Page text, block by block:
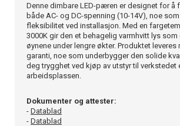
Denne dimbare LED-pæren er designet for å
både AC- og DC-spenning (10-14V), noe
fleksibilitet ved installasjon. Med en
3000K gir den et behagelig varmhvitt lys
øynene under lengre økter. Produktet leveres
garanti, noe som underbygger den solide
deg trygghet ved kjøp av utstyr til verkstedet
arbeidsplassen.
Dokumenter og attester:
- Datablad
- Datablad